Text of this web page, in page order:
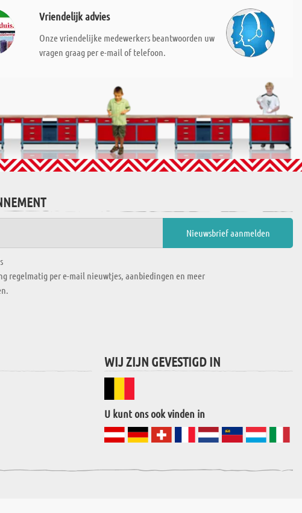
Vriendelijk advies
Onze vriendelijke medewerkers beantwoorden uw
vragen graag per e-mail of telefoon.
regelmatig per e-mail nieuwtjes, aanbiedingen en meer
WIJ ZIJN GEVESTIGD IN
U kunt ons ook vinden in